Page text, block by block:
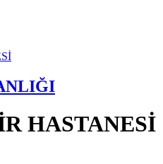
HASTANESİ